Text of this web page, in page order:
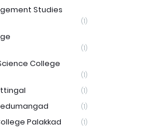
Studies
(1)
(1)
College
(1)
(1)
(1)
Palakkad (1)